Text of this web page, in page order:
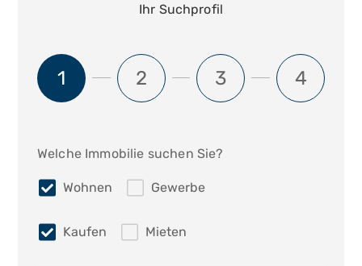
Ihr Suchprofil
1 2 3 4
Welche Immobilie suchen Sie?
Wohnen Gewerbe
Kaufen Mieten